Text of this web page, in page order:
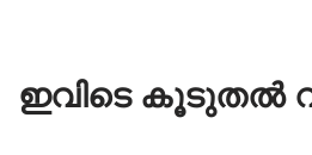
ഇവിടെ കൂടുതൽ